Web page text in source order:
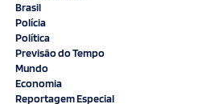
Brasil
Polícia
Política
Previsão do Tempo
Mundo
Economia
Reportagem Especial